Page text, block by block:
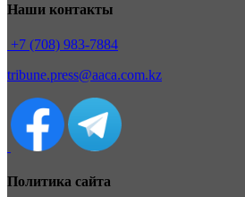
Наши контакты
+7 (708) 983-7884
tribune.press@aaca.com.kz
Политика сайта